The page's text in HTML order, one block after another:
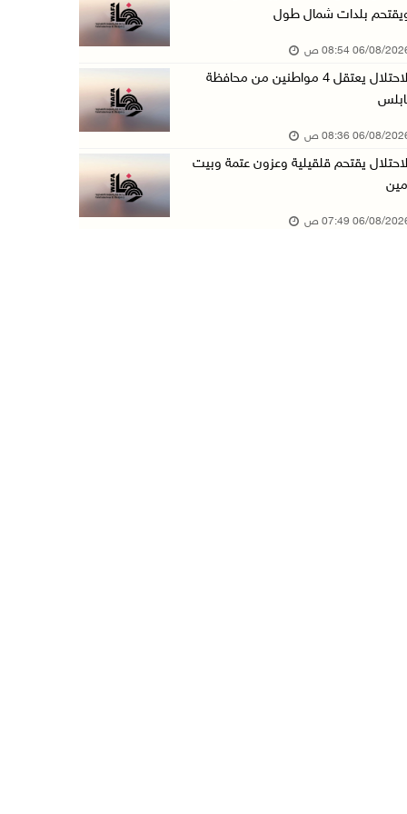
الوزيرة شاهين تبحث مع نظيرها المصري مستجدات ا ...
مستعمرون يقتحمون بيت فجار جنوب بيت لحم
قوات الاحتلال تقتحم خلايل اللوز جنوب شرق بيت ...
الرئيس يقلد قامات وطنية ومؤسسين في "اتحاد الك ...
بلدات شمال طول
08/2026 08:54 ص
الاحتلال يعتقل 4 مواطنين من محافظة
08/2026 08:36 ص
يقتحم قلقيلية وعزون عتمة وبيت
08/2026 07:49 ص